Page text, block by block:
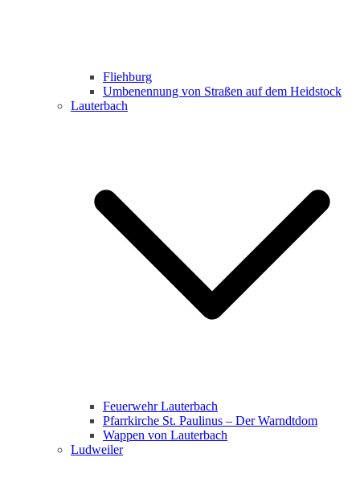
Fliehburg
Umbenennung von Straßen auf dem Heidstock
Lauterbach
Feuerwehr Lauterbach
Pfarrkirche St. Paulinus – Der Warndtdom
Wappen von Lauterbach
Ludweiler